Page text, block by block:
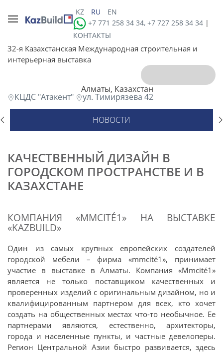
KZ RU
EN
+7 771 258 34 34, +7 727 258 34 34 |
КОНТАКТЫ
32-я Казахстанская Международная строительная и
интерьерная выставка
Алматы, Казахстан
КЦДС "Атакент" ул. Тимирязева 42
НОВОСТИ
КАЧЕСТВЕННЫЙ ДИЗАЙН В
ГОРОДСКОМ ПРОСТРАНСТВЕ И В
КАЗАХСТАНЕ
КОМПАНИЯ «MMCITÉ1» НА ВЫСТАВКЕ
«KAZBUILD»
Один из самых крупных европейских создателей
городской мебели – фирма «mmcité1», принимает
участие в выставке в Алматы. Компания «Mmcité1»
является не только поставщиком качественных и
проверенных изделий с оригинальным дизайном, но и
квалифицированным партнером для всех, кто хочет
создать на общественных местах что-то необычное. Ее
партнерами являются, естественно, архитекторы,
города и населенные пункты, и частные девелоперы.
Регион Центральной Азии быстро развивается, здесь